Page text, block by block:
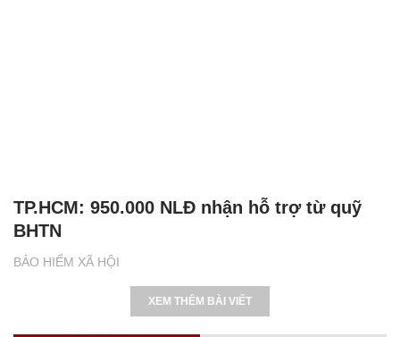
BẢO HIỂM XÃ HỘI
TP.HCM: 950.000 NLĐ nhận hỗ trợ từ quỹ
BHTN
XEM THÊM BÀI VIẾT